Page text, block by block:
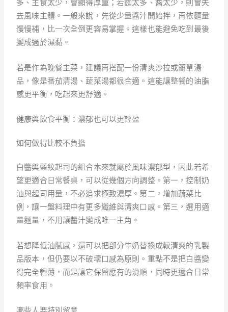
多、主食太少，會顯得厚重；若麵太多、醬太少，則會失
去風味主體。一般來說，先從少量醬汁開始拌，再依麵量
慢慢補，比一次全倒更容易掌握。這樣也能避免吃到最後
變成過於濕黏。
若是作為晚餐主菜，建議再搭配一份清爽沙拉或簡單湯
品，像是番茄清湯、蔬菜湯都很合適。這能讓整餐的油脂
感更平衡，吃起來更舒適。
健康與飲食平衡：濃郁也可以更輕盈
如何做得比較不負擔
白醬與藍紋起司的組合本來就屬於風味濃郁型，因此若希
望更適合日常餐桌，可以從幾個方向調整。第一，控制奶
油與起司用量，不必追求極致濃厚。第二，增加蔬菜比
例，讓一盤料理中有更多纖維與清爽口感。第三，選用適
量麵量，不用讓醬汁變成唯一主角。
若想降低油膩感，還可以把部分牛奶替換成較清爽的乳製
品版本，但仍要以不破壞口感為原則。重點不是把白醬變
得完全輕薄，而是讓它保留應有的滑順，同時更適合日常
頻率食用。